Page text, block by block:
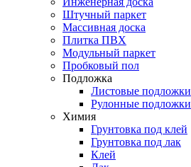
Штучный паркет
Массивная доска
Плитка ПВХ
Модульный паркет
Пробковый пол
Подложка
Листовые подложки
Рулонные подложки
Химия
Грунтовка под клей
Грунтовка под лак
Клей